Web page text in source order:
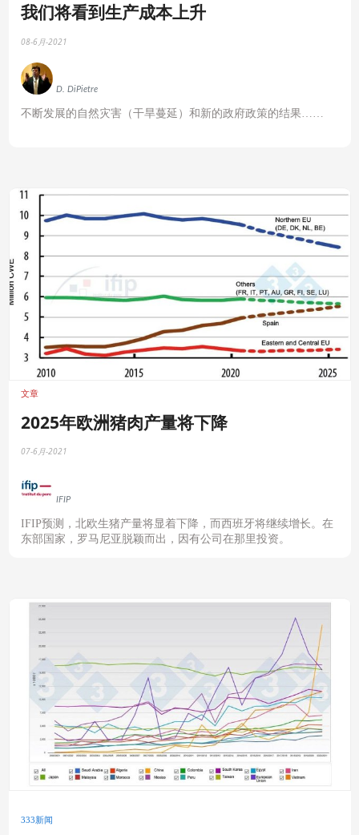
我们将看到生产成本上升
08-6月-2021
D. DiPietre
不断发展的自然灾害（干旱蔓延）和新的政府政策的结果……
文章
2025年欧洲猪肉产量将下降
07-6月-2021
IFIP
IFIP预测，北欧生猪产量将显着下降，而西班牙将继续增长。在
东部国家，罗马尼亚脱颖而出，因有公司在那里投资。
333新闻